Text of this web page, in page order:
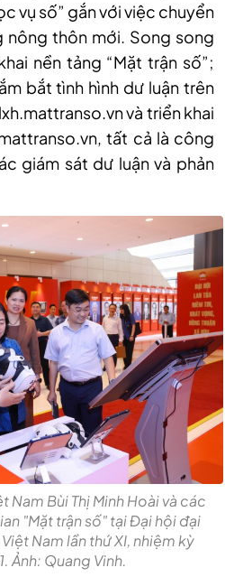
vụ số” gắn với việc chuyển
thôn mới. Song song
nền tảng “Mặt trận số”;
bắt tình hình dư luận trên
và triển khai
tất cả là công
giám sát dư luận và phản
Nam Bùi Thị Minh Hoài và các
"Mặt trận số" tại Đại hội đại
Nam lần thứ XI, nhiệm kỳ
Ảnh: Quang Vinh.